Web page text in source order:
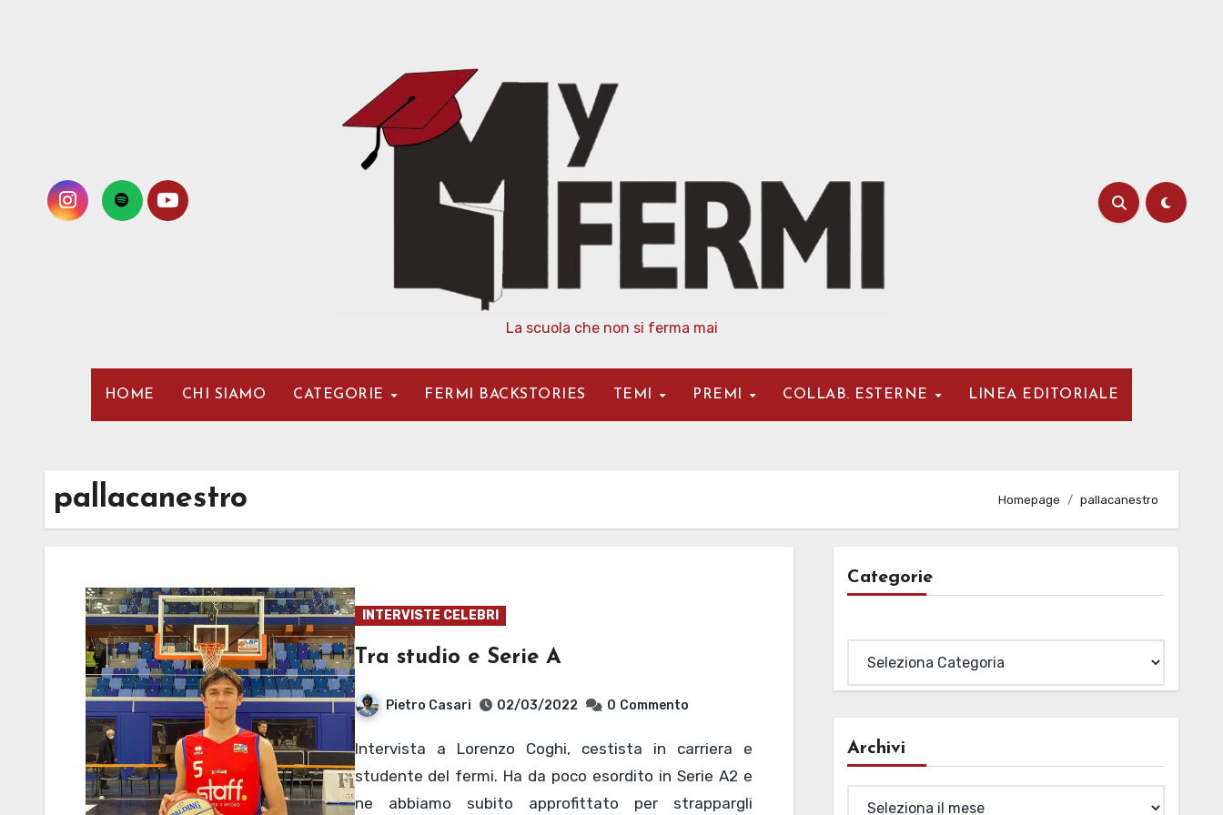
La scuola che non si ferma mai
HOME CHI SIAMO CATEGORIE FERMI BACKSTORIES TEMI PREMI COLLAB. ESTERNE LINEA EDITORIALE
pallacanestro Homepage pallacanestro
INTERVISTE CELEBRI
Tra studio e Serie A
Pietro Casari 02/03/2022 0 Commento
Intervista a Lorenzo Coghi, cestista in carriera e
studente del fermi. Ha da poco esordito in Serie A2 e
ne abbiamo subito approfittato per strappargli
Categorie
Archivi